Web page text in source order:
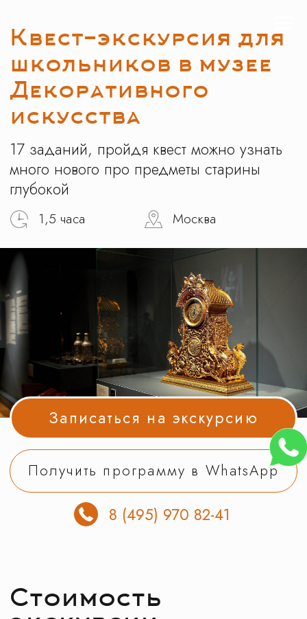
1,5 часа
Квест-экскурсия для
школьников в музее
Декоративного
искусства
много нового про предметы старины
Записаться на экскурсию
Получить программу в WhatsApp
8 (495) 970 82-41
Москва
на одного экскурсанта. В стоимость
включена подача автобуса
и полное оформление документов
Стоимость
экскурсии